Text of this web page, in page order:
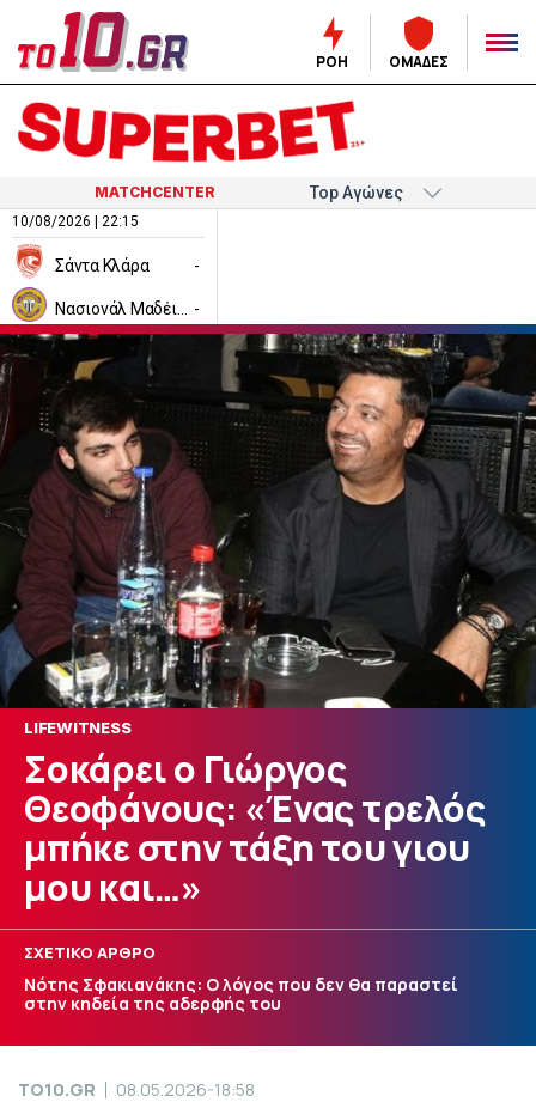
ΡΟΗ ΟΜΑΔΕΣ
MATCHCENTER
10/08/2026 | 22:15
Σάντα Κλάρα -
-
LIFEWITNESS
Σοκάρει ο Γιώργος
Θεοφάνους: «Ένας τρελός
μπήκε στην τάξη του γιου
μου και…»
ΣΧΕΤΙΚΟ ΑΡΘΡΟ
Νότης Σφακιανάκης: Ο λόγος που δεν θα παραστεί
στην κηδεία της αδερφής του
TO10.GR 08.05.2026-18:58